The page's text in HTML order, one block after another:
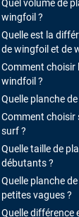
Quel volume de
wingfoil ?
Quelle est la
de wingfoil et de
Comment choisir
windfoil ?
Quelle planche
Comment choisir
surf ?
Quelle taille de
débutants ?
Quelle planche
petites vagues ?
Quelle différence